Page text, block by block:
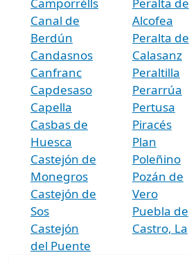
Canal de
Berdún
Candasnos
Canfranc
Capdesaso
Capella
Casbas de
Huesca
Castejón de
Monegros
Castejón de
Sos
Castejón
del Puente
Alcofea
Peralta de
Calasanz
Peraltilla
Perarrúa
Pertusa
Piracés
Plan
Poleñino
Pozán de
Vero
Puebla de
Castro, La